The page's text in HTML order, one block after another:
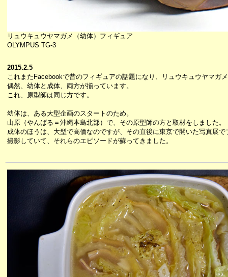
リュウキュウヤマガメ（幼体）フィギュア
OLYMPUS TG-3
2015.2.5
これまたFacebookで昔のフィギュアの話題になり、リュウキュウヤマガ
偶然、幼体と成体、両方が揃っています。
これ、原型師は同じ方です。
幼体は、ある大型企画のスタートのため。
山原（やんばる＝沖縄本島北部）で、その原型師の方と取材をしました。
成体のほうは、大型で高価なのですが、その直後に東京で開いた写真展
撮影していて、それらのエピソードが蘇ってきました。